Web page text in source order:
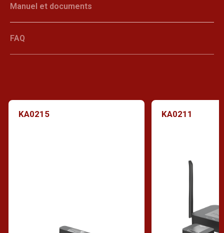
Manuel et documents
FAQ
KA0215 KA0211